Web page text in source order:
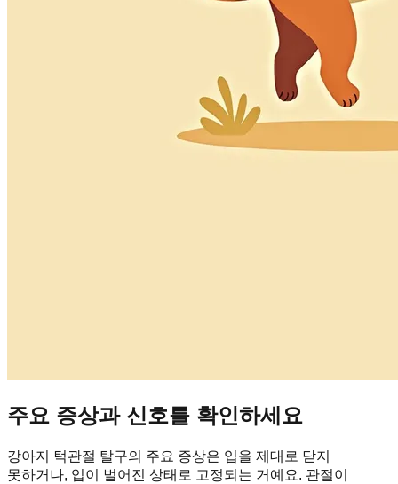
주요 증상과 신호를 확인하세요
강아지 턱관절 탈구의 주요 증상은 입을 제대로 닫지
못하거나, 입이 벌어진 상태로 고정되는 거예요. 관절이